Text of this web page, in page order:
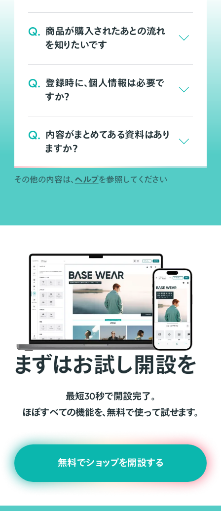
Q. 商品が購入されたあとの流れ
を知りたいです
Q. 登録時に、個人情報は必要で
すか？
Q. 内容がまとめてある資料はあり
ますか？
その他の内容は、 ヘルプを参照してください
まずはお試し開設を
最短30秒で開設完了。
ほぼすべての機能を、無料で使って試せます。
無料でショップを開設する